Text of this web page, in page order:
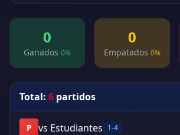
0
Ganados 0%
0
Empatados 0%
Total: 6 partidos
P vs Estudiantes 1-4